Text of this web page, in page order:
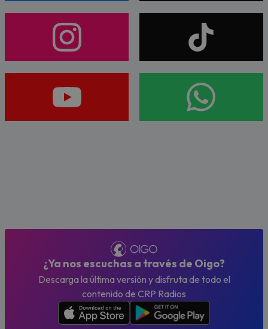
¿Ya nos escuchas a través de Oigo?
Descarga la última versión y disfruta de todo el
contenido de CRP Radios